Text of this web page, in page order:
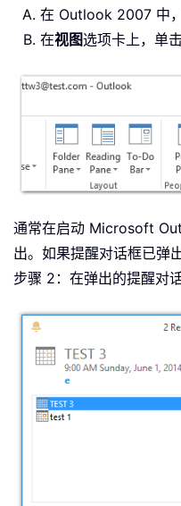
在 Outlook 2007 中
在视图选项卡上，单击
通常在启动 Microsoft
出。如果提醒对话框已弹
步骤 2：在弹出的提醒对